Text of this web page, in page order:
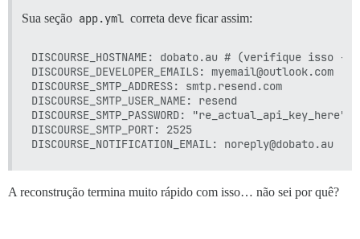
Sua seção app.yml correta deve ficar assim:
DISCOURSE_HOSTNAME: dobato.au # (verifique
DISCOURSE_DEVELOPER_EMAILS: myemail@outlook.com
DISCOURSE_SMTP_ADDRESS: smtp.resend.com
DISCOURSE_SMTP_USER_NAME: resend
DISCOURSE_SMTP_PASSWORD:
DISCOURSE_SMTP_PORT: 2525
A reconstrução termina muito rápido com isso… não sei por quê?